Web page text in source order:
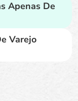
Apenas De
Varejo